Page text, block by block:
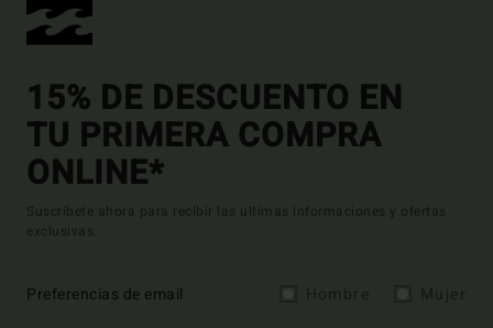
15% DE DESCUENTO EN
TU PRIMERA COMPRA
ONLINE*
Suscríbete ahora para recibir las ultimas informaciones y ofertas
exclusivas.
Preferencias de email